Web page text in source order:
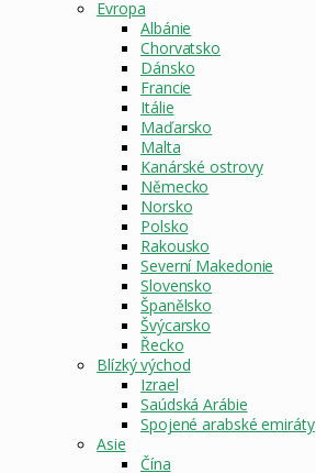
Evropa
Albánie
Chorvatsko
Dánsko
Francie
Itálie
Maďarsko
Malta
Kanárské ostrovy
Německo
Norsko
Polsko
Rakousko
Severní Makedonie
Slovensko
Španělsko
Švýcarsko
Řecko
Blízký východ
Izrael
Saúdská Arábie
Spojené arabské emiráty
Asie
Čína